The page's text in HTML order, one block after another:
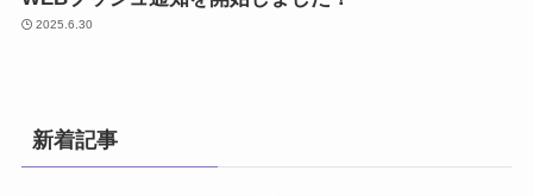
2025.6.30
新着記事